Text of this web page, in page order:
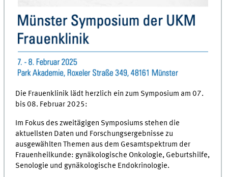
Die Frauenklinik lädt herzlich ein zum Symposium am 07.
bis 08. Februar 2025:
Im Fokus des zweitägigen Symposiums stehen die
aktuellsten Daten und Forschungsergebnisse zu
ausgewählten Themen aus dem Gesamtspektrum der
Frauenheilkunde: gynäkologische Onkologie, Geburtshilfe,
Senologie und gynäkologische Endokrinologie.